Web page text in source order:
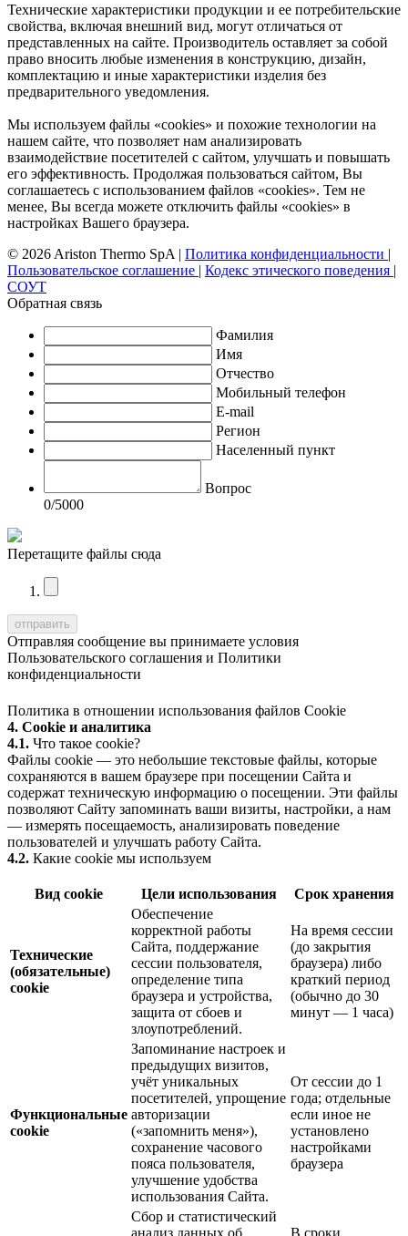
Технические характеристики продукции и ее потребительские
свойства, включая внешний вид, могут отличаться от
представленных на сайте. Производитель оставляет за собой
право вносить любые изменения в конструкцию, дизайн,
комплектацию и иные характеристики изделия без
предварительного уведомления.
Мы используем файлы «cookies» и похожие технологии на
нашем сайте, что позволяет нам анализировать
взаимодействие посетителей с сайтом, улучшать и повышать
его эффективность. Продолжая пользоваться сайтом, Вы
соглашаетесь с использованием файлов «cookies». Тем не
менее, Вы всегда можете отключить файлы «cookies» в
настройках Вашего браузера.
© 2026 Ariston Thermo SpA | Политика конфиденциальности |
Пользовательское соглашение | Кодекс этического поведения |
СОУТ
Обратная связь
Фамилия
Имя
Отчество
Мобильный телефон
E-mail
Регион
Населенный пункт
Вопрос
0/5000
Перетащите файлы сюда
Отправляя сообщение вы принимаете условия
Пользовательского соглашения и Политики
конфиденциальности
Политика в отношении использования файлов Cookie
4. Cookie и аналитика
4.1. Что такое cookie?
Файлы cookie — это небольшие текстовые файлы, которые
сохраняются в вашем браузере при посещении Сайта и
содержат техническую информацию о посещении. Эти файлы
позволяют Сайту запоминать ваши визиты, настройки, а нам
— измерять посещаемость, анализировать поведение
пользователей и улучшать работу Сайта.
4.2. Какие cookie мы используем
Вид cookie Цели использования Срок хранения
Технические
(обязательные)
cookie
Обеспечение
корректной работы
Сайта, поддержание
сессии пользователя,
определение типа
браузера и устройства,
защита от сбоев и
злоупотреблений.
На время сессии
(до закрытия
браузера) либо
краткий период
(обычно до 30
минут — 1 часа)
Функциональные
cookie
Запоминание настроек и
предыдущих визитов,
учёт уникальных
посетителей, упрощение
авторизации
(«запомнить меня»),
сохранение часового
пояса пользователя,
улучшение удобства
использования Сайта.
От сессии до 1
года; отдельные
если иное не
установлено
настройками
браузера
Сбор и статистический
анализ данных об
В сроки,